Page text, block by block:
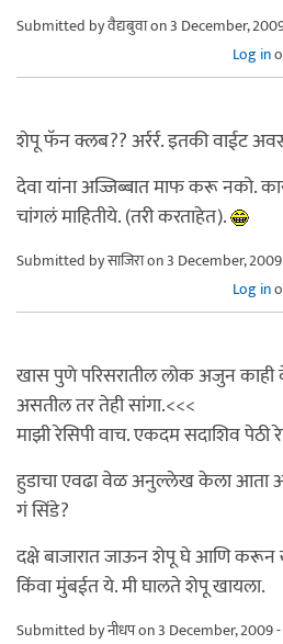
Submitted byवैद्यबुवाon 3 December,
Log in
शेपू फॅन क्लब?? अर्रर्र. इतकी वाईट
देवा यांना अज्जिब्बात माफ करू नको.
चांगलं माहितीये. (तरी करताहेत).
Submitted byसाजिराon 3 December,
Log in
खास पुणे परिसरातील लोक अजुन काही
असतील तर तेही सांगा.<<<
माझी रेसिपी वाच. एकदम सदाशिव पेठी
हुडाचा एवढा वेळ अनुल्लेख केला आता
गं सिंडे?
दक्षे बाजारात जाऊन शेपू घे आणि करून
किंवा मुंबईत ये. मी घालते शेपू खायला.
Submitted byनीधपon 3 December, 2009